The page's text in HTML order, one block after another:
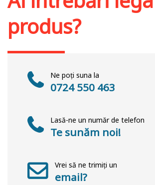
produs?
Ne poți suna la
0724 550 463
Lasă-ne un număr de telefon
Te sunăm noi!
Vrei să ne trimiți un
email?